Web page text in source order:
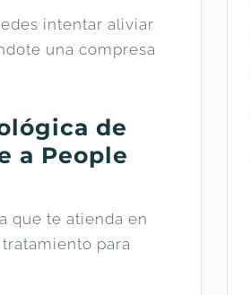
intentar aliviar
una compresa
de
a People
que te atienda en
para